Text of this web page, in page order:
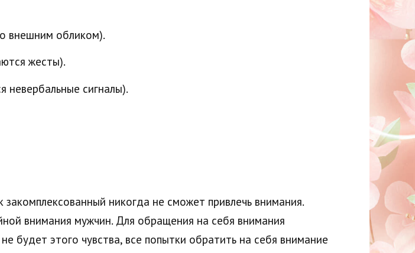
внешним обликом).
жесты).
невербальные сигналы).
никогда не сможет привлечь внимания.
внимания мужчин. Для обращения на себя внимания
будет этого чувства, все попытки обратить на себя внимание